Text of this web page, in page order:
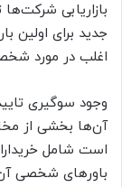
بازاریابی
جدید برای اولین
اغلب در مورد
وجود سوگیری
آن‌ها بخشی از
است شامل
باورهای شخصی